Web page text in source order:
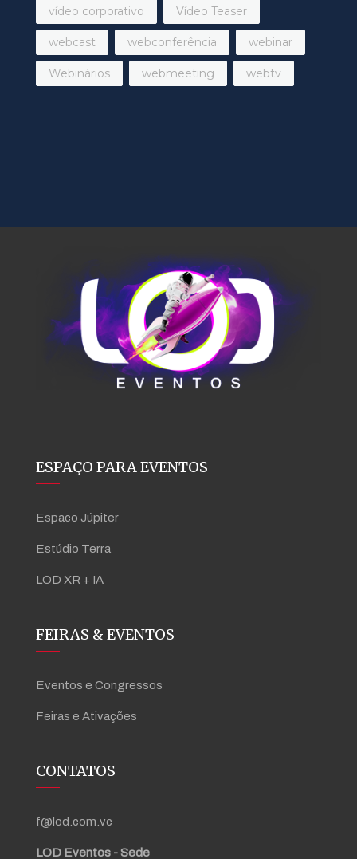
vídeo corporativo Vídeo Teaser
webcast webconferência webinar
Webinários webmeeting webtv
ESPAÇO PARA EVENTOS
Espaco Júpiter
Estúdio Terra
LOD XR + IA
FEIRAS & EVENTOS
Eventos e Congressos
Feiras e Ativações
CONTATOS
f@lod.com.vc
LOD Eventos - Sede